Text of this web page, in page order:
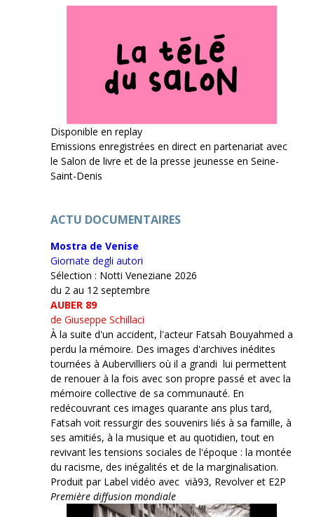
Disponible en replay
Emissions enregistrées en direct en partenariat avec
le Salon de livre et de la presse jeunesse en Seine-
Saint-Denis
ACTU DOCUMENTAIRES
Mostra de Venise
Giornate degli autori
Sélection : Notti Veneziane 2026
du 2 au 12 septembre
AUBER 89
de Giuseppe Schillaci
À la suite d'un accident, l'acteur Fatsah Bouyahmed a
perdu la mémoire. Des images d'archives inédites
tournées à Aubervilliers où il a grandi lui permettent
de renouer à la fois avec son propre passé et avec la
mémoire collective de sa communauté. En
redécouvrant ces images quarante ans plus tard,
Fatsah voit ressurgir des souvenirs liés à sa famille, à
ses amitiés, à la musique et au quotidien, tout en
revivant les tensions sociales de l'époque : la montée
du racisme, des inégalités et de la marginalisation.
Produit par Label vidéo avec vià93, Revolver et E2P
Première diffusion mondiale